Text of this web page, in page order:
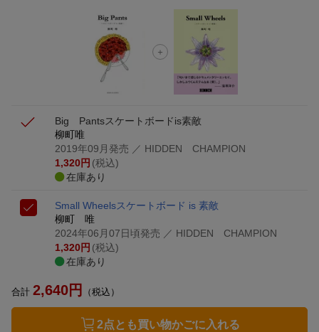
エントリー＆3,000円以上購入で無料データSIM（3GB/月プ
ラン）が当たる！
楽天モバイル紹介キャンペーンの拡散で300円OFFクーポン
Big Pantsスケートボードis素敵
柳町唯
2019年09月発売 ／ HIDDEN CHAMPION
1,320円 (税込)
在庫あり
Small Wheelsスケートボード is 素敵
柳町 唯
2024年06月07日頃発売 ／ HIDDEN CHAMPION
1,320円 (税込)
在庫あり
合計 2,640円 （税込）
2点とも買い物かごに入れる